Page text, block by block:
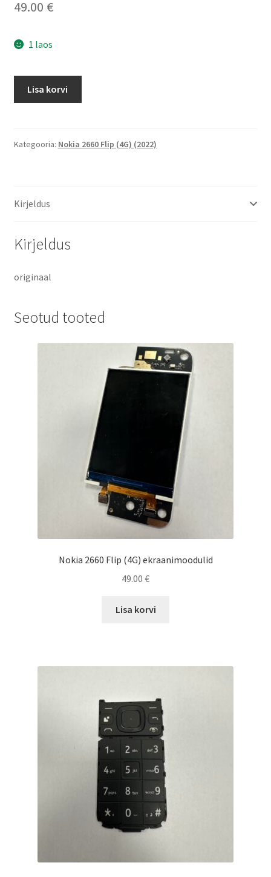
49.00 €
1 laos
emaplaat
Lisa korvi
Kategooria: Nokia 2660 Flip (4G) (2022)
Kirjeldus
Kirjeldus
originaal
Seotud tooted
Nokia 2660 Flip (4G) ekraanimoodulid
49.00 €
Lisa korvi